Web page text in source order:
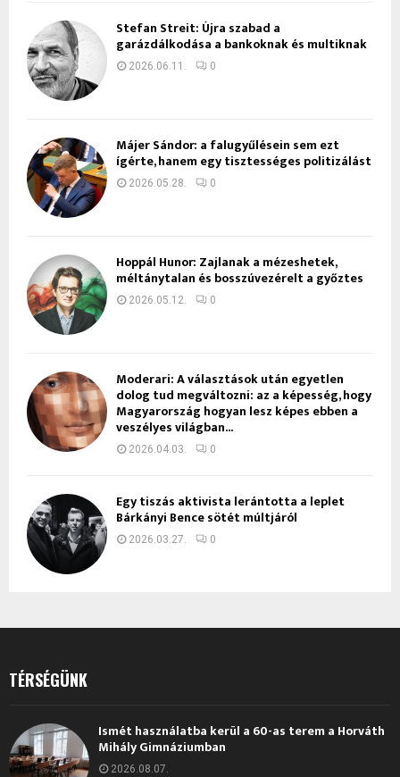
Stefan Streit: Újra szabad a
garázdálkodása a bankoknak és multiknak
2026.06.11. 0
Májer Sándor: a falugyűlésein sem ezt
ígérte, hanem egy tisztességes politizálást
2026.05.28. 0
Hoppál Hunor: Zajlanak a mézeshetek,
méltánytalan és bosszúvezérelt a győztes
2026.05.12. 0
Moderari: A választások után egyetlen
dolog tud megváltozni: az a képesség, hogy
Magyarország hogyan lesz képes ebben a
veszélyes világban...
2026.04.03. 0
Egy tiszás aktivista lerántotta a leplet
Bárkányi Bence sötét múltjáról
2026.03.27. 0
TÉRSÉGÜNK
Ismét használatba kerül a 60-as terem a Horváth
Mihály Gimnáziumban
2026.08.07.